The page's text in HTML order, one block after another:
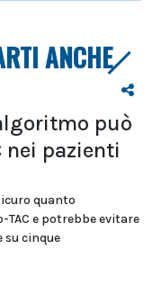
ANCHE
può
nei pazienti
quanto
e potrebbe evitare
su cinque